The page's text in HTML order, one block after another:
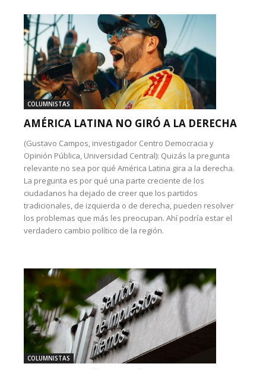
COLUMNISTAS
AMÉRICA LATINA NO GIRÓ A LA DERECHA
(Gustavo Campos, investigador Centro Democracia y
Opinión Pública, Universidad Central): Quizás la pregunta
relevante no sea por qué América Latina gira a la derecha.
La pregunta es por qué una parte creciente de los
ciudadanos ha dejado de creer que los partidos
tradicionales, de izquierda o de derecha, pueden resolver
los problemas que más les preocupan. Ahí podría estar el
verdadero cambio político de la región.
COLUMNISTAS